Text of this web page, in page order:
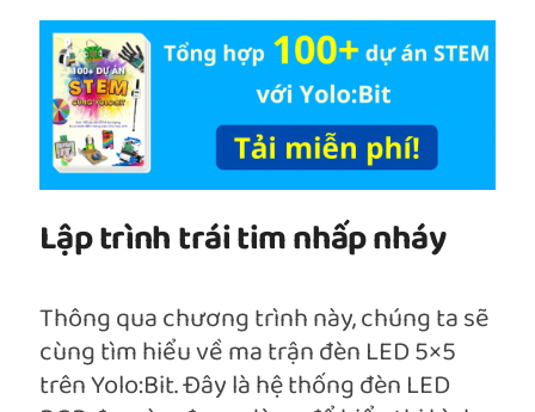
Lập trình trái tim nhấp nháy
Thông qua chương trình này, chúng ta sẽ
cùng tìm hiểu về ma trận đèn LED 5×5
trên Yolo:Bit. Đây là hệ thống đèn LED